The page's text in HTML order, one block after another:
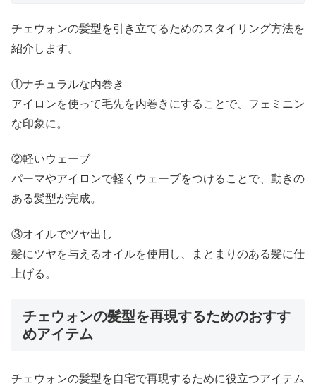
チェウォンの髪型を引き立てるためのスタイリング方法を
紹介します。
①ナチュラルな内巻き
アイロンを使って毛先を内巻きにすることで、フェミニン
な印象に。
②軽いウェーブ
パーマやアイロンで軽くウェーブをつけることで、動きの
ある髪型が完成。
③オイルでツヤ出し
髪にツヤを与えるオイルを使用し、まとまりのある髪に仕
上げる。
チェウォンの髪型を再現するためのおすす
めアイテム
チェウォンの髪型を自宅で再現するために役立つアイテム